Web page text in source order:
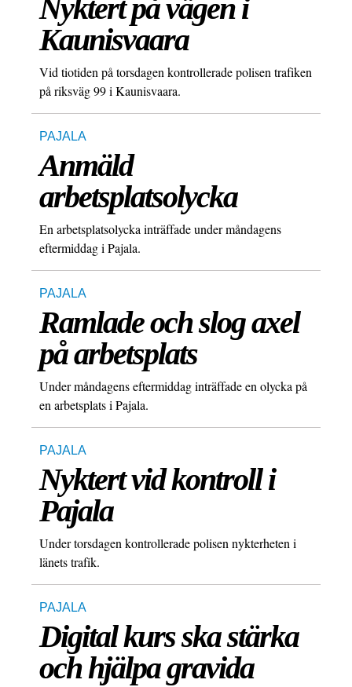
Nyktert på vägen i
Kaunisvaara
Vid tiotiden på torsdagen kontrollerade polisen trafiken
på riksväg 99 i Kaunisvaara.
PAJALA
Anmäld
arbetsplatsolycka
En arbetsplatsolycka inträffade under måndagens
eftermiddag i Pajala.
PAJALA
Ramlade och slog axel
på arbetsplats
Under måndagens eftermiddag inträffade en olycka på
en arbetsplats i Pajala.
PAJALA
Nyktert vid kontroll i
Pajala
Under torsdagen kontrollerade polisen nykterheten i
länets trafik.
PAJALA
Digital kurs ska stärka
och hjälpa gravida